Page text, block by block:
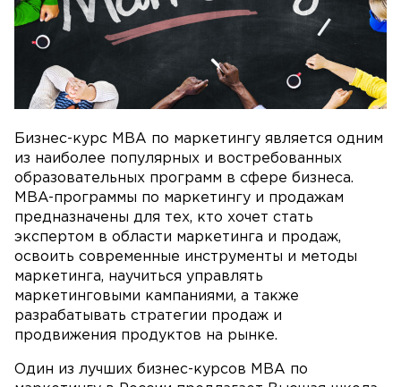
Бизнес-курс MBA по маркетингу является одним
из наиболее популярных и востребованных
образовательных программ в сфере бизнеса.
MBA-программы по маркетингу и продажам
предназначены для тех, кто хочет стать
экспертом в области маркетинга и продаж,
освоить современные инструменты и методы
маркетинга, научиться управлять
маркетинговыми кампаниями, а также
разрабатывать стратегии продаж и
продвижения продуктов на рынке.
Один из лучших бизнес-курсов MBA по